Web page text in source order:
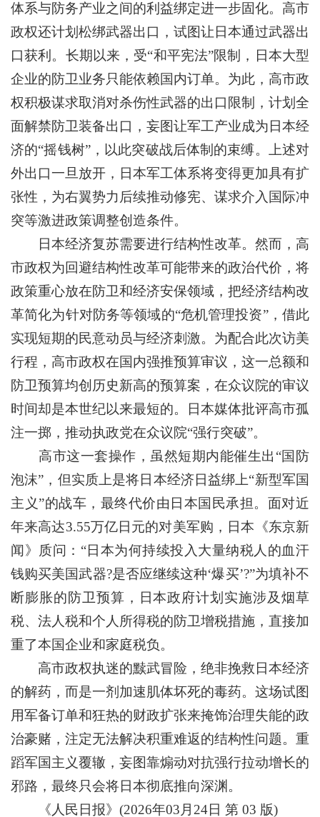
体系与防务产业之间的利益绑定进一步固化。高市
政权还计划松绑武器出口，试图让日本通过武器出
口获利。长期以来，受“和平宪法”限制，日本大型
企业的防卫业务只能依赖国内订单。为此，高市政
权积极谋求取消对杀伤性武器的出口限制，计划全
面解禁防卫装备出口，妄图让军工产业成为日本经
济的“摇钱树”，以此突破战后体制的束缚。上述对
外出口一旦放开，日本军工体系将变得更加具有扩
张性，为右翼势力后续推动修宪、谋求介入国际冲
突等激进政策调整创造条件。
日本经济复苏需要进行结构性改革。然而，高
市政权为回避结构性改革可能带来的政治代价，将
政策重心放在防卫和经济安保领域，把经济结构改
革简化为针对防务等领域的“危机管理投资”，借此
实现短期的民意动员与经济刺激。为配合此次访美
行程，高市政权在国内强推预算审议，这一总额和
防卫预算均创历史新高的预算案，在众议院的审议
时间却是本世纪以来最短的。日本媒体批评高市孤
注一掷，推动执政党在众议院“强行突破”。
高市这一套操作，虽然短期内能催生出“国防
泡沫”，但实质上是将日本经济日益绑上“新型军国
主义”的战车，最终代价由日本国民承担。面对近
年来高达3.55万亿日元的对美军购，日本《东京新
闻》质问：“日本为何持续投入大量纳税人的血汗
钱购买美国武器?是否应继续这种‘爆买’?”为填补不
断膨胀的防卫预算，日本政府计划实施涉及烟草
税、法人税和个人所得税的防卫增税措施，直接加
重了本国企业和家庭税负。
高市政权执迷的黩武冒险，绝非挽救日本经济
的解药，而是一剂加速肌体坏死的毒药。这场试图
用军备订单和狂热的财政扩张来掩饰治理失能的政
治豪赌，注定无法解决积重难返的结构性问题。重
蹈军国主义覆辙，妄图靠煽动对抗强行拉动增长的
邪路，最终只会将日本彻底推向深渊。
《人民日报》(2026年03月24日 第 03 版)